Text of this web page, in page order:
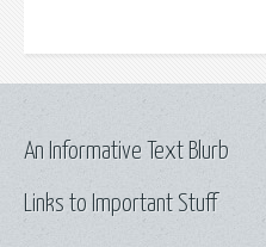
Links to Important Stuff
An Informative Text Blurb